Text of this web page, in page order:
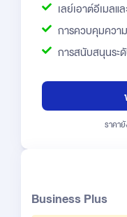
เลย์เอาต์อีเมลแ
การควบคุมควา
การสนับสนุนระ
ราคา
Business Plus